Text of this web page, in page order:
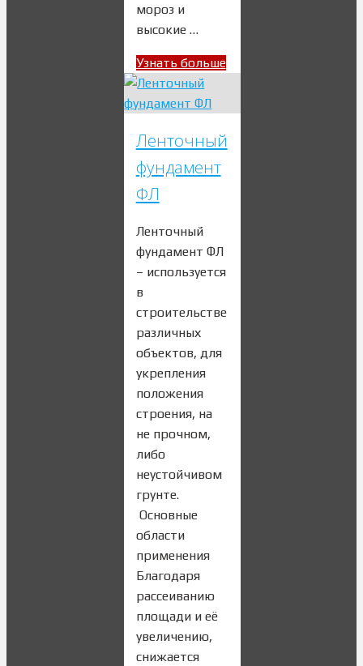
мороз и
высокие …
Узнать больше
Ленточный
фундамент
ФЛ
Ленточный
фундамент ФЛ
– используется
в
строительстве
различных
объектов, для
укрепления
положения
строения, на
не прочном,
либо
неустойчивом
грунте.
Основные
области
применения
Благодаря
рассеиванию
площади и её
увеличению,
снижается